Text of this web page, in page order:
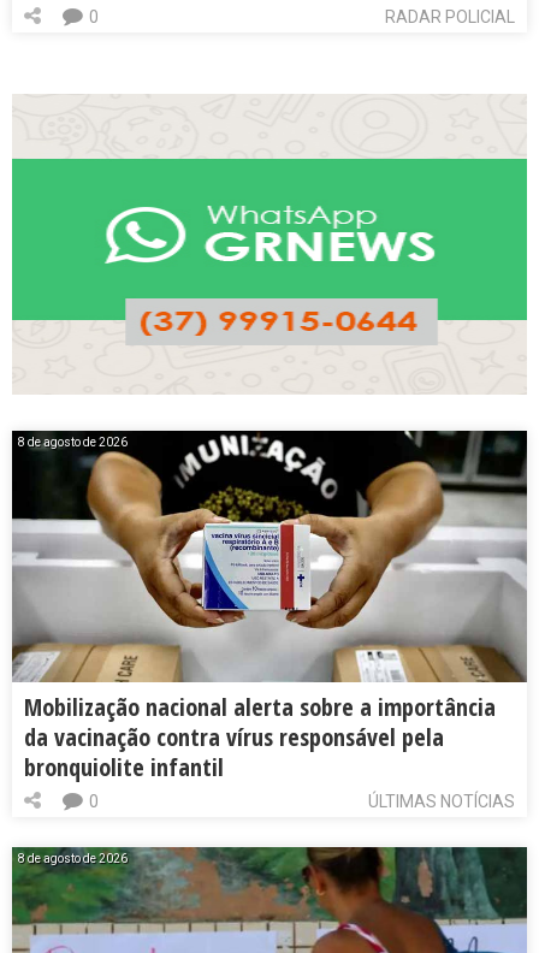
RADAR POLICIAL
0
8 de agosto de 2026
Mobilização nacional alerta sobre a importância
da vacinação contra vírus responsável pela
bronquiolite infantil
ÚLTIMAS NOTÍCIAS
0
8 de agosto de 2026